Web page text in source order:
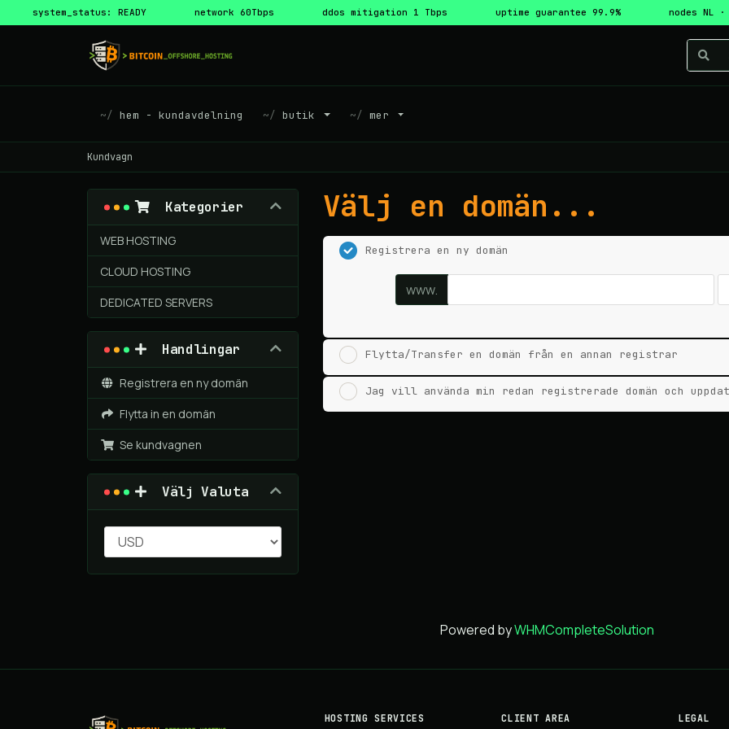
system_status: READY network 60Tbps ddos mitigation 1 Tbps uptime guarantee 99.9% nodes NL ·
hem - kundavdelning butik mer
Kundvagn
Kategorier
WEB HOSTING
CLOUD HOSTING
DEDICATED SERVERS
Handlingar
Registrera en ny domän
Flytta in en domän
Se kundvagnen
Välj Valuta
Välj en domän...
Registrera en ny domän
www.
Flytta/Transfer en domän från en annan registrar
Jag vill använda min redan registrerade domän och
Powered byWHMCompleteSolution
HOSTING SERVICES CLIENT AREA LEGAL